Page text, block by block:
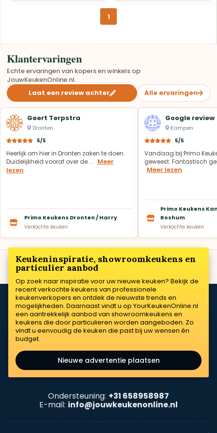
1
Klantervaringen
Echte ervaringen van kopers en winkels op
JouwKeukenOnline.nl.
Laat een review achter
Alle ervaringen
Geert Terpstra
Dronten
5/5
Heerlijk om hier in Dronten zaken te doen.
Duidelijkheid vooraf over de ... Meer
lezen
Primo Keukens Dronten / Harry
Verkochte keuken
Google review
Kampen
5/5
Vandaag bij Primo
geweest. Fantastisch
Meer lezen
Primo Keukens
Roshum
Verkochte keuken
Keukeninspiratie, showroomkeukens en
particulier aanbod
Op zoek naar inspiratie voor uw nieuwe keuken? Bekijk de
recent verkochte keukens van professionele
keukenverkopers en ontdek de nieuwste trends en
mogelijkheden. Daarnaast vindt u op YourKeukenOnline.nl
een aantrekkelijk aanbod van showroomkeukens en
keukens die door particulieren worden aangeboden. Zo
vindt u eenvoudig de keuken die past bij uw wensen én
budget.
Nieuwe advertentie plaatsen
Ondersteuning: +31 658958987
E-mail: info@jouwkeukenonline.nl